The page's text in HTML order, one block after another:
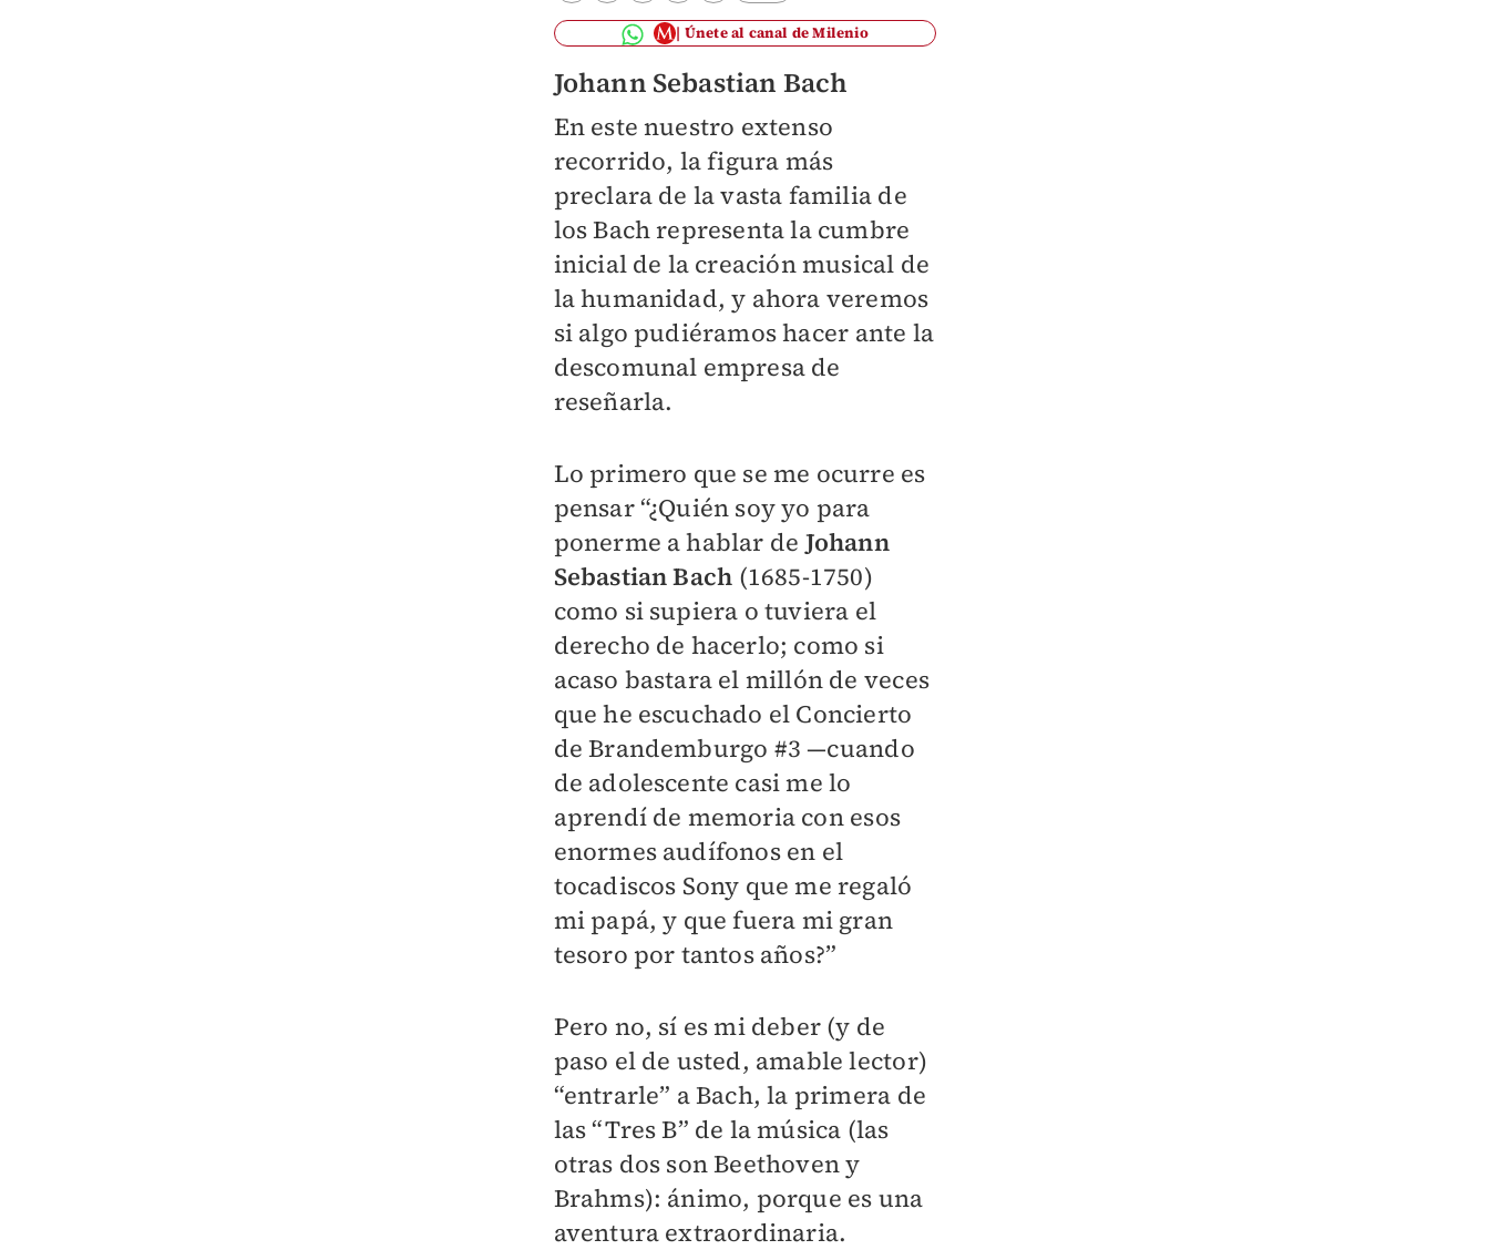
Únete al canal de Milenio
Johann Sebastian Bach
En este nuestro extenso
recorrido, la figura más
preclara de la vasta familia de
los Bach representa la cumbre
inicial de la creación musical de
la humanidad, y ahora veremos
si algo pudiéramos hacer ante la
descomunal empresa de
reseñarla.
Lo primero que se me ocurre es
pensar “¿Quién soy yo para
ponerme a hablar de Johann
Sebastian Bach (1685-1750)
como si supiera o tuviera el
derecho de hacerlo; como si
acaso bastara el millón de veces
que he escuchado el Concierto
de Brandemburgo #3 —cuando
de adolescente casi me lo
aprendí de memoria con esos
enormes audífonos en el
tocadiscos Sony que me regaló
mi papá, y que fuera mi gran
tesoro por tantos años?”
Pero no, sí es mi deber (y de
paso el de usted, amable lector)
“entrarle” a Bach, la primera de
las “Tres B” de la música (las
otras dos son Beethoven y
Brahms): ánimo, porque es una
aventura extraordinaria.